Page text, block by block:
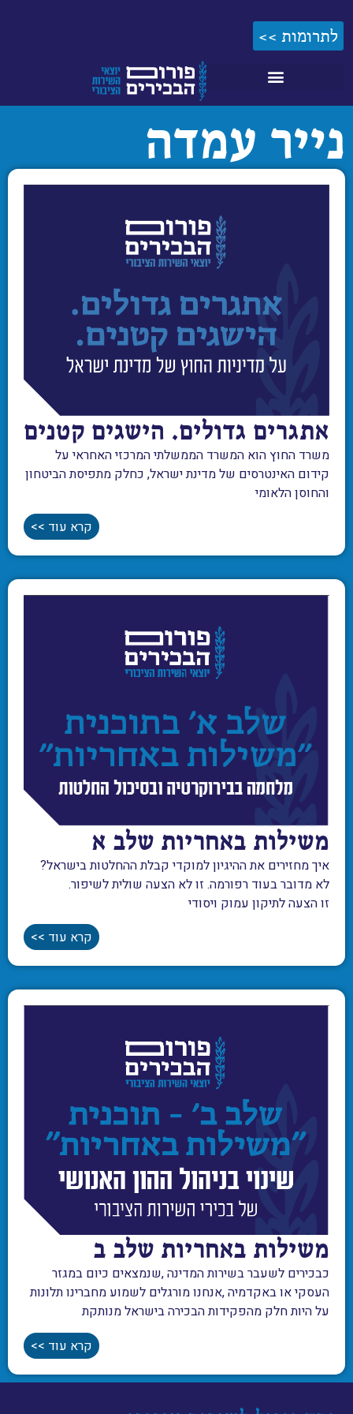
לתרומות >>
נייר עמדה
אתגרים גדולים. הישגים קטנים
משרד החוץ הוא המשרד הממשלתי המרכזי האחראי על
קידום האינטרסים של מדינת ישראל, כחלק מתפיסת הביטחון
והחוסן הלאומי
קרא עוד >>
משילות באחריות שלב א
איך מחזירים את ההיגיון למוקדי קבלת ההחלטות בישראל?
לא מדובר בעוד רפורמה. זו לא הצעה שולית לשיפור.
זו הצעה לתיקון עמוק ויסודי
קרא עוד >>
משילות באחריות שלב ב
‬על‭ ‬היות‭ ‬חלק‭ ‬מהפקידות‭ ‬הבכירה‭ ‬בישראל‭ ‬מנותקת
קרא עוד >>